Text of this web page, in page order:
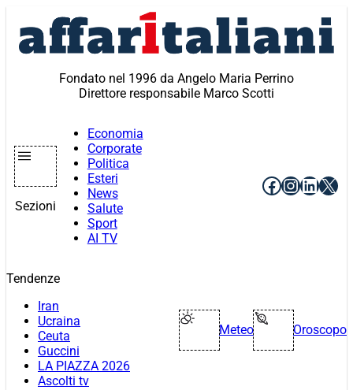
contenuto
Fondato nel 1996 da Angelo Maria Perrino
Direttore responsabile Marco Scotti
Sezioni
Economia
Corporate
Politica
Esteri
News
Salute
Sport
AI TV
Facebook
X
Tendenze
Iran
Ucraina
Ceuta
Guccini
LA PIAZZA 2026
Ascolti tv
Meteo Oroscopo